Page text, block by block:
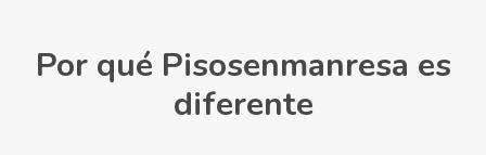
Por qué Pisosenmanresa es
diferente